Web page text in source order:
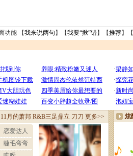
功能 【我来说两句 】【我要“揪”错】【推荐】